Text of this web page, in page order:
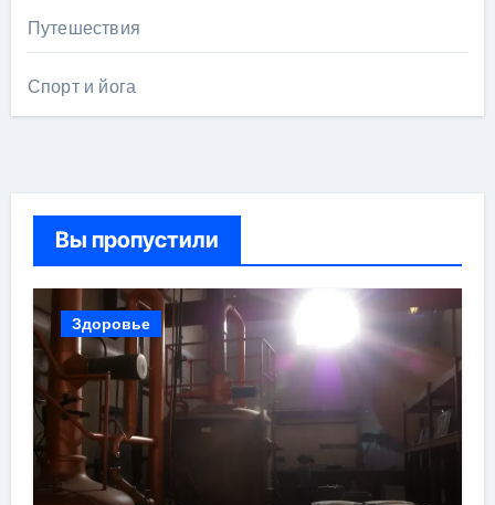
Путешествия
Спорт и йога
Вы пропустили
Здоровье